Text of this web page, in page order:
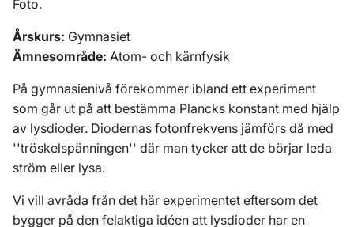
Årskurs: Gymnasiet
Ämnesområde: Atom- och kärnfysik
På gymnasienivå förekommer ibland ett experiment
som går ut på att bestämma Plancks konstant med hjälp
av lysdioder. Diodernas fotonfrekvens jämförs då med
''tröskelspänningen'' där man tycker att de börjar leda
ström eller lysa.
Vi vill avråda från det här experimentet eftersom det
bygger på den felaktiga idéen att lysdioder har en